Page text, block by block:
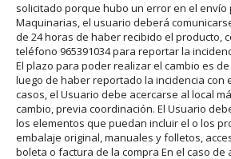
solicitado porque hubo un error en el envío
Maquinarias, el usuario deberá
de 24 horas de haber recibido el producto,
teléfono 965391034 para reportar la
El plazo para poder realizar el cambio es
luego de haber reportado la incidencia con
casos, el Usuario debe acercarse al local
cambio, previa coordinación. El Usuario
los elementos que puedan incluir el o los
embalaje original, manuales y folletos,
boleta o factura de la compra En el caso de